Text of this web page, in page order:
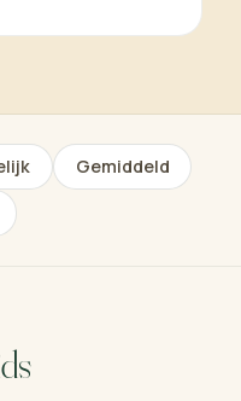
Gemiddeld